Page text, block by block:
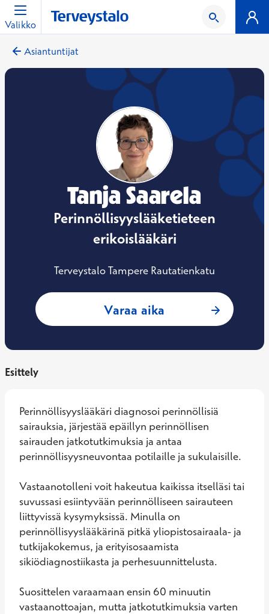
Valikko
Asiantuntijat
Tanja Saarela
Perinnöllisyyslääketieteen
erikoislääkäri
Terveystalo Tampere Rautatienkatu
Varaa aika : Tanja Saarela,
Esittely
Perinnöllisyyslääkäri diagnosoi perinnöllisiä
sairauksia, järjestää epäillyn perinnöllisen
sairauden jatkotutkimuksia ja antaa
perinnöllisyysneuvontaa potilaille ja sukulaisille.
Vastaanotolleni voit hakeutua kaikissa itselläsi tai
suvussasi esiintyvään perinnölliseen sairauteen
liittyvissä kysymyksissä. Minulla on
perinnöllisyyslääkärinä pitkä yliopistosairaala- ja
tutkijakokemus, ja erityisosaamista
sikiödiagnostiikasta ja perhesuunnittelusta.
Suosittelen varaamaan ensin 60 minuutin
vastaanottoajan, mutta jatkotutkimuksia varten